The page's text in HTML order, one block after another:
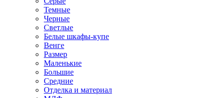
Темные
Черные
Светлые
Белые шкафы-купе
Венге
Размер
Маленькие
Большие
Средние
Отделка и материал